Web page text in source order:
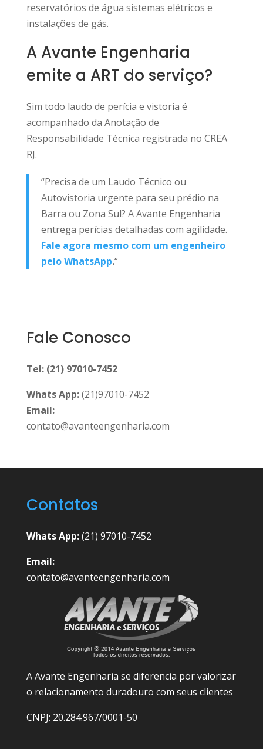
reservatórios de água sistemas elétricos e
instalações de gás.
A Avante Engenharia
emite a ART do serviço?
Sim todo laudo de perícia e vistoria é
acompanhado da Anotação de
Responsabilidade Técnica registrada no CREA
RJ.
“Precisa de um Laudo Técnico ou
Autovistoria urgente para seu prédio na
Barra ou Zona Sul? A Avante Engenharia
entrega perícias detalhadas com agilidade.
Fale agora mesmo com um engenheiro
pelo WhatsApp.“
Fale Conosco
Tel: (21) 97010-7452
Whats App:(21)97010-7452
Email:
contato@avanteengenharia.com
Contatos
Whats App:(21) 97010-7452
Email:
contato@avanteengenharia.com
A Avante Engenharia se diferencia por valorizar
o relacionamento duradouro com seus clientes
CNPJ: 20.284.967/0001-50